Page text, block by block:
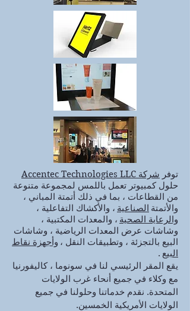
توفر شركة Accentec Technologies LLC
حلول كمبيوتر تعمل باللمس لمجموعة متنوعة
من القطاعات ، بما في ذلك أتمتة المباني ،
والأتمتة الصناعية ، والأكشاك التفاعلية ،
والرعاية الصحية ، والمعدات المكتبية ،
وشاشات عرض المعدات الرياضية ، وشاشات
البيع بالتجزئة ، وتطبيقات النقل ، وأجهزة نقاط
البيع .
يقع المقر الرئيسي لنا في سونوما ، كاليفورنيا
مع وكلاء في جميع أنحاء غرب الولايات
المتحدة. نقدم خدماتنا وحلولنا في جميع
الولايات الأمريكية الخمسين.